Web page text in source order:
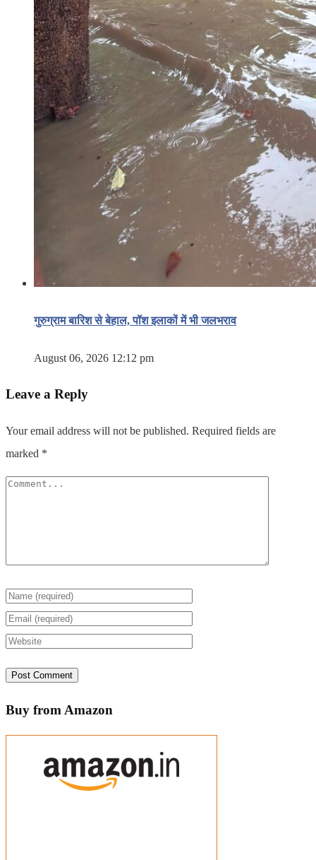
गुरुग्राम बारिश से बेहाल, पॉश इलाकों में भी जलभराव
August 06, 2026 12:12 pm
Leave a Reply
Your email address will not be published. Required fields are
marked *
Buy from Amazon